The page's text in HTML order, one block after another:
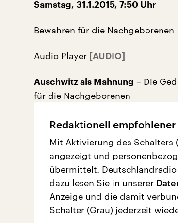
Samstag, 31.1.2015, 7:50 Uhr
Bewahren für die Nachgeborenen
Audio Player
Auschwitz als Mahnung – Die
für die Nachgeborenen
Redaktionell
Mit Aktivierung des Schalters
angezeigt und
übermittelt. Deutschlandradio
dazu lesen Sie in unserer
Anzeige und die damit
Schalter (Grau) jederzeit